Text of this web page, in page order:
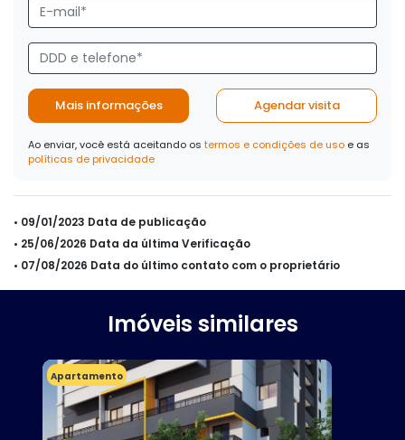
Mais informações Agendar visita
Ao enviar, você está aceitando os termos e condições de uso e as
políticas de privacidade
• 09/01/2023 Data de publicação
• 25/06/2026 Data da última Verificação
• 07/08/2026 Data do último contato com o proprietário
Imóveis similares
Apartamento